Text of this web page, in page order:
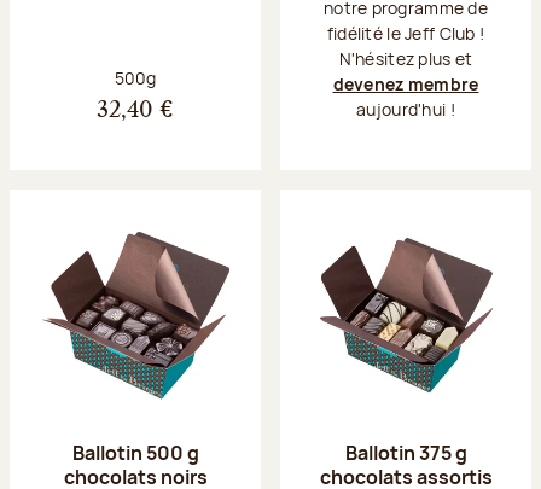
Poids net :
500g
32,40 €
notre programme de
fidélité le Jeff Club !
N'hésitez plus et
devenez membre
aujourd'hui !
Ballotin 500 g
chocolats noirs
Ballotin 375 g
chocolats assortis